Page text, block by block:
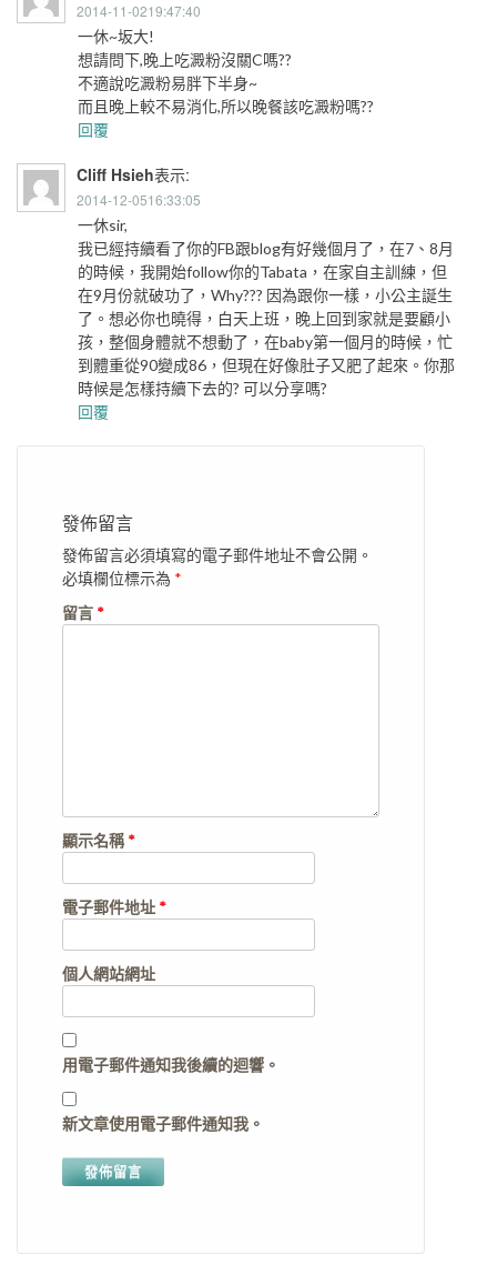
2014-11-0219:47:40
一休~坂大!
想請問下,晚上吃澱粉沒關C嗎??
不適說吃澱粉易胖下半身~
而且晚上較不易消化,所以晚餐該吃澱粉嗎??
回覆
Cliff Hsieh表示:
2014-12-0516:33:05
一休sir,
我已經持續看了你的FB跟blog有好幾個月了，在7、8月
的時候，我開始follow你的Tabata，在家自主訓練，但
在9月份就破功了，Why??? 因為跟你一樣，小公主誕生
了。想必你也曉得，白天上班，晚上回到家就是要顧小
孩，整個身體就不想動了，在baby第一個月的時候，忙
到體重從90變成86，但現在好像肚子又肥了起來。你那
時候是怎樣持續下去的? 可以分享嗎?
回覆
發佈留言
發佈留言必須填寫的電子郵件地址不會公開。
必填欄位標示為 *
留言 *
顯示名稱*
電子郵件地址 *
個人網站網址
用電子郵件通知我後續的迴響。
新文章使用電子郵件通知我。